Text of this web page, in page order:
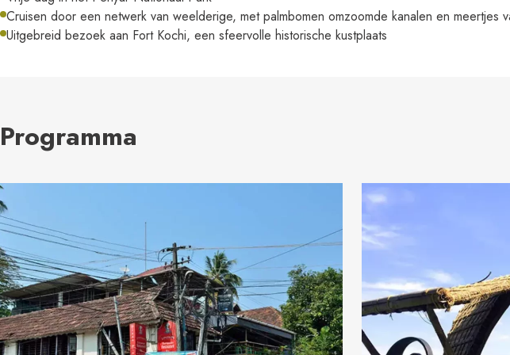
Cruisen door een netwerk van weelderige, met palmbomen omzoomde kanalen en meertjes
Uitgebreid bezoek aan Fort Kochi, een sfeervolle historische kustplaats
Programma